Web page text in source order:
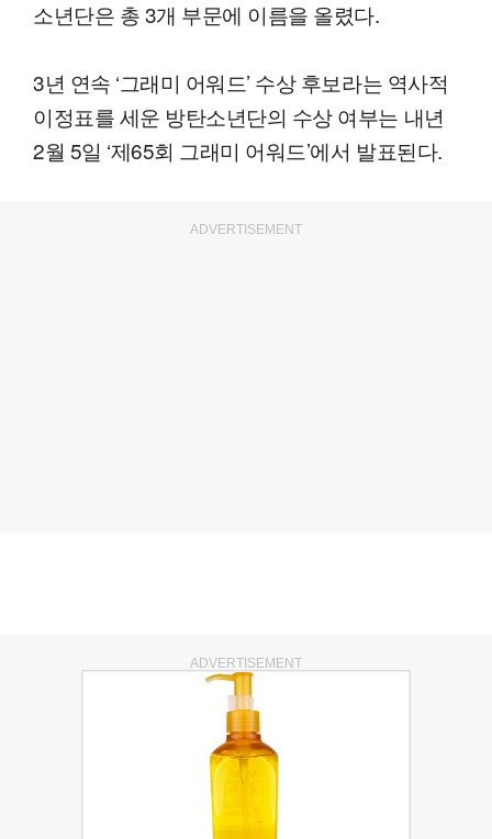
소년단은 총 3개 부문에 이름을 올렸다.
3년 연속 ‘그래미 어워드’ 수상 후보라는 역사적
이정표를 세운 방탄소년단의 수상 여부는 내년
2월 5일 ‘제65회 그래미 어워드’에서 발표된다.
ADVERTISEMENT
ADVERTISEMENT